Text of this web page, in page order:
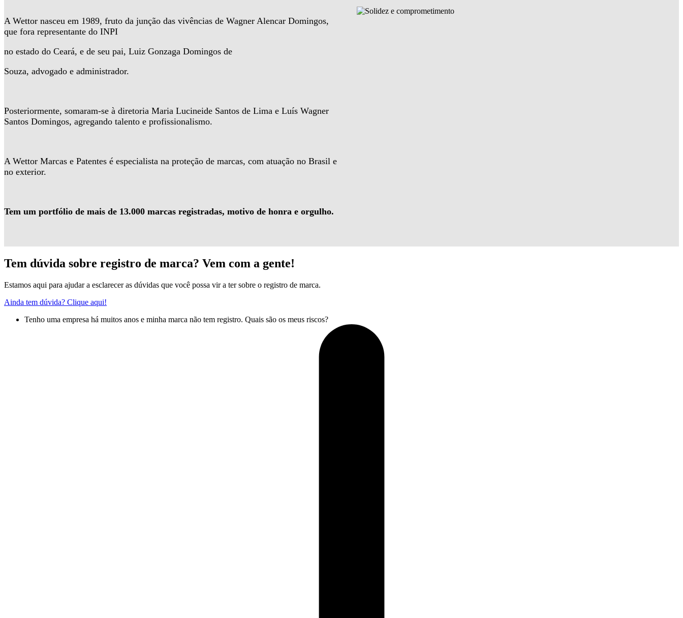
A Wettor nasceu em 1989, fruto da junção das vivências de Wagner Alencar Domingos,
que fora representante do INPI
no estado do Ceará, e de seu pai, Luiz Gonzaga Domingos de
Souza, advogado e administrador.
Posteriormente, somaram-se à diretoria Maria Lucineide Santos de Lima e Luís Wagner
Santos Domingos, agregando talento e profissionalismo.
A Wettor Marcas e Patentes é especialista na proteção de marcas, com atuação no Brasil e
no exterior.
Tem um portfólio de mais de 13.000 marcas registradas, motivo de honra e orgulho.
Tem dúvida sobre registro de marca? Vem com a gente!
Estamos aqui para ajudar a esclarecer as dúvidas que você possa vir a ter sobre o registro de marca.
Ainda tem dúvida? Clique aqui!
Tenho uma empresa há muitos anos e minha marca não tem registro. Quais são os meus riscos?